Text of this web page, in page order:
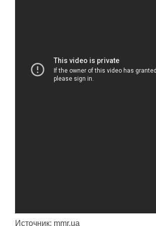
Источник: mmr.ua